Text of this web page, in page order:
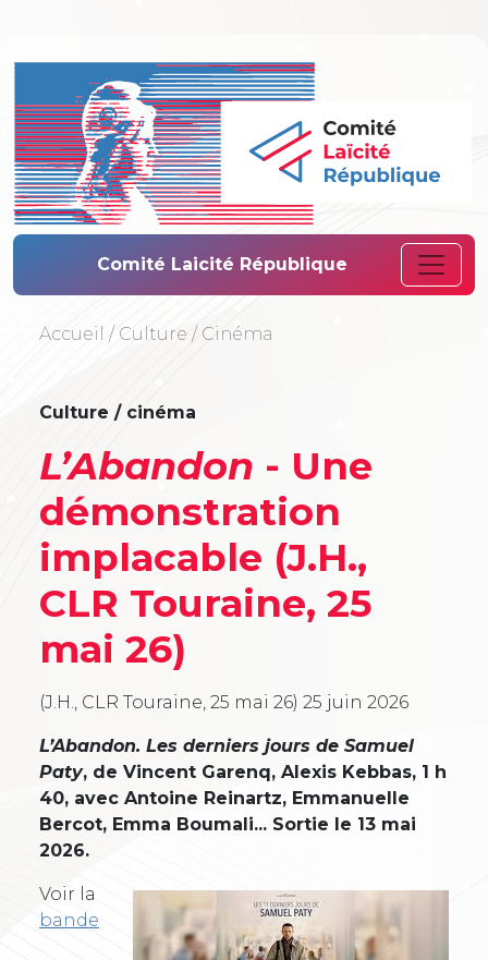
Comité Laïcité
Comité Laicité République
Accueil / Culture / Cinéma
Culture / cinéma
L’Abandon - Une
démonstration
implacable (J.H.,
CLR Touraine, 25
mai 26)
(J.H., CLR Touraine, 25 mai 26) 25 juin 2026
L’Abandon. Les derniers jours de Samuel
Paty, de Vincent Garenq, Alexis Kebbas, 1 h
40, avec Antoine Reinartz, Emmanuelle
Bercot, Emma Boumali... Sortie le 13 mai
2026.
Voir la
bande